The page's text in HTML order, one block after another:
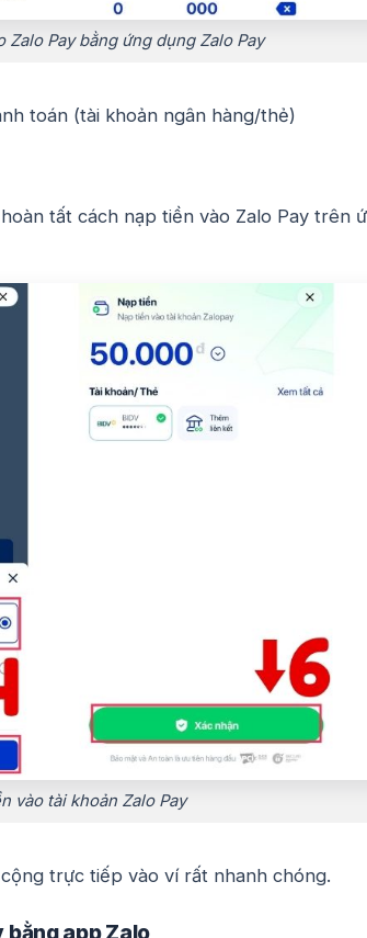
Zalo Pay bằng ứng dụng Zalo Pay
toán (tài khoản ngân hàng/thẻ)
tất cách nạp tiền vào Zalo Pay trên
vào tài khoản Zalo Pay
trực tiếp vào ví rất nhanh chóng.